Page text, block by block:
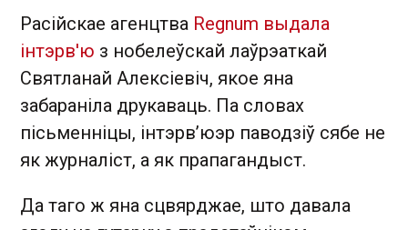
Расійскае агенцтва Regnum выдала
інтэрв'ю з нобелеўскай лаўрэаткай
Святланай Алексіевіч, якое яна
забараніла друкаваць. Па словах
пісьменніцы, інтэрв’юэр паводзіў сябе не
як журналіст, а як прапагандыст.
Да таго ж яна сцвярджае, што давала